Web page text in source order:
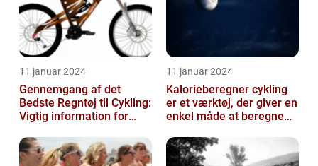
11 januar 2024
Gennemgang af det
Bedste Regntøj til Cykling:
Vigtig information for
Fritidsentusiaster
11 januar 2024
Kalorieberegner cykling
er et værktøj, der giver en
enkel måde at beregne
mængde k...